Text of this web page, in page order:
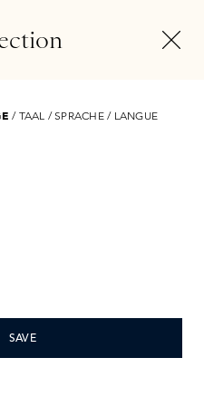
Skins Boxen
/ TAAL / SPRACHE / LANGUE
SAVE